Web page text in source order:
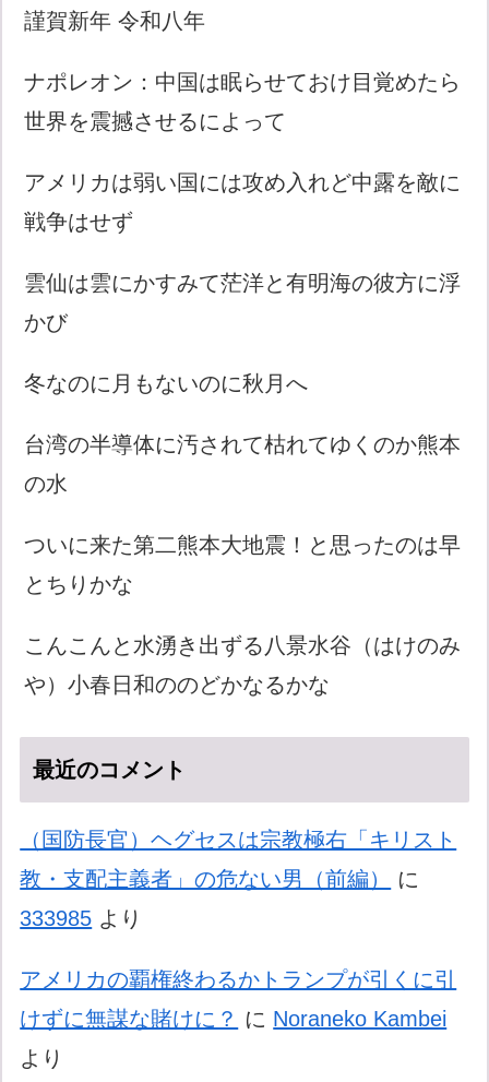
謹賀新年 令和八年
ナポレオン：中国は眠らせておけ目覚めたら
世界を震撼させるによって
アメリカは弱い国には攻め入れど中露を敵に
戦争はせず
雲仙は雲にかすみて茫洋と有明海の彼方に浮
かび
冬なのに月もないのに秋月へ
台湾の半導体に汚されて枯れてゆくのか熊本
の水
ついに来た第二熊本大地震！と思ったのは早
とちりかな
こんこんと水湧き出ずる八景水谷（はけのみ
や）小春日和ののどかなるかな
最近のコメント
（国防長官）ヘグセスは宗教極右「キリスト
教・支配主義者」の危ない男（前編）
に
333985 より
アメリカの覇権終わるかトランプが引くに引
けずに無謀な賭けに？ に Noraneko Kambei
より